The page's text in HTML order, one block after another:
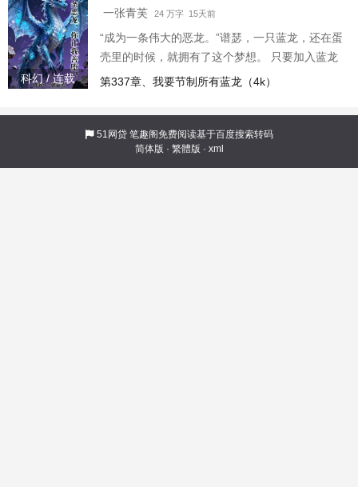
科幻 / 连载
一张青芙 24 万字 15天前
“成为一条伟大的恶龙。”谱瑟，一只蓝龙，还在蛋
壳里的时候，就拥有了这个梦想。 只要加入蓝龙
的家族集团，勾搭暗夜精灵，雇佣盗宝团，在沙
多久，就能让自己的恶名远近闻名。只不过现在
出了亿点点意外——比如它还在龙蛋的时候，突
然诞生在一条银龙的巢穴里（恼）！
第337章、我要节制所有蓝龙（4k）
51网贷笔趣阁免费阅读基于百度搜索转码
简体版 · 繁體版 · xml